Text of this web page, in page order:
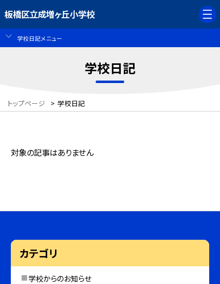
板橋区立成増ヶ丘小学校
学校日記メニュー
学校日記
トップページ > 学校日記
対象の記事はありません
カテゴリ
学校からのお知らせ